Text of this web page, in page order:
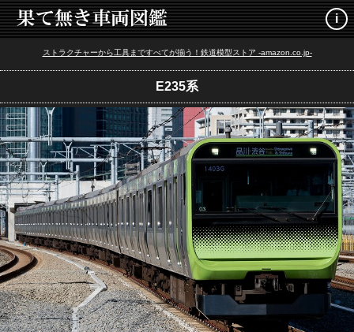
i
ストラクチャーから工具まですべてが揃う！鉄道模型ストア -amazon.co.jp-
E235系